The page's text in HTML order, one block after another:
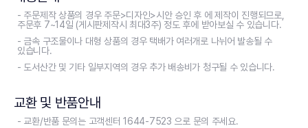
- 주문제작 상품의 경우 주문>디자인>시안 승인 후 에 제작이 진행되므로,
주문후 7~14일 (게시판제작시 최대3주) 정도 후에 받아보실 수 있습니다.
- 금속 구조물이나 대형 상품의 경우 택배가 여러개로 나뉘어 발송될 수
있습니다.
- 도서산간 및 기타 일부지역의 경우 추가 배송비가 청구될 수 있습니다.
교환 및 반품안내
- 교환/반품 문의는 고객센터 1644-7523 으로 문의 주세요.